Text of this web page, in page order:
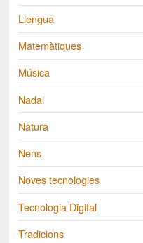
Llengua
Matemàtiques
Música
Nadal
Natura
Nens
Noves tecnologies
Tecnologia Digital
Tradicions